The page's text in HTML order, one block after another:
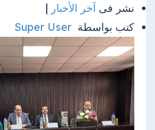
نشر فى آخر الأخبار |
كتب بواسطة Super User